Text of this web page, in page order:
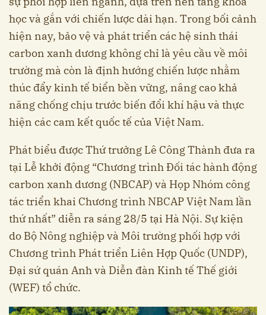
học và gắn với chiến lược dài hạn. Trong bối cảnh
hiện nay, bảo vệ và phát triển các hệ sinh thái
carbon xanh dương không chỉ là yêu cầu về môi
trường mà còn là định hướng chiến lược nhằm
thúc đẩy kinh tế biển bền vững, nâng cao khả
năng chống chịu trước biến đổi khí hậu và thực
hiện các cam kết quốc tế của Việt Nam.
Phát biểu được Thứ trưởng Lê Công Thành đưa ra
tại Lễ khởi động “Chương trình Đối tác hành động
carbon xanh dương (NBCAP) và Họp Nhóm công
tác triển khai Chương trình NBCAP Việt Nam lần
thứ nhất” diễn ra sáng 28/5 tại Hà Nội. Sự kiện
do Bộ Nông nghiệp và Môi trường phối hợp với
Chương trình Phát triển Liên Hợp Quốc (UNDP),
Đại sứ quán Anh và Diễn đàn Kinh tế Thế giới
(WEF) tổ chức.